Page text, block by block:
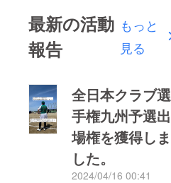
最新の活動
報告
もっと
見る
全日本クラブ選
手権九州予選出
場権を獲得しま
した。
2024/04/16 00:41